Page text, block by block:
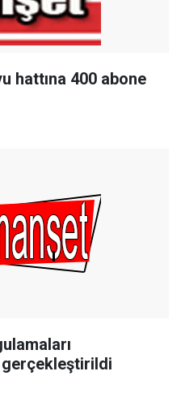
hattına 400 abone
gerçekleştirildi